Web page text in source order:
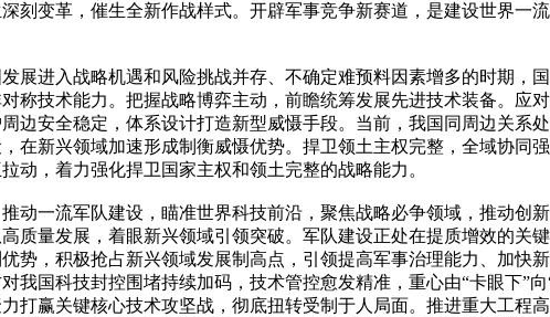
刻变革，催生全新作战样式。开辟军事竞争新赛道，是建设世界一
展进入战略机遇和风险挑战并存、不确定难预料因素增多的时期，
称技术能力。把握战略博弈主动，前瞻统筹发展先进技术装备。应
边安全稳定，体系设计打造新型威慑手段。当前，我国同周边关系
在新兴领域加速形成制衡威慑优势。捍卫领土主权完整，全域协同
动，着力强化捍卫国家主权和领土完整的战略能力。
动一流军队建设，瞄准世界科技前沿，聚焦战略必争领域，推动创
质量发展，着眼新兴领域引领突破。军队建设正处在提质增效的关
势，积极抢占新兴领域发展制高点，引领提高军事治理能力、加快
国科技封控围堵持续加码，技术管控愈发精准，重心由“卡眼下”
打赢关键核心技术攻坚战，彻底扭转受制于人局面。推进重大工程